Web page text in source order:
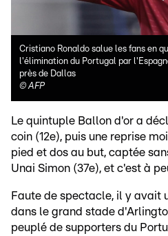
Cristiano Ronaldo salue les fans en
l'élimination du Portugal par
près de Dallas
©AFP
Le quintuple Ballon d'or a
coin (12e), puis une reprise
pied et dos au but, captée
Unai Simon (37e), et c'est à
Faute de spectacle, il y avait
dans le grand stade
peuplé de supporters du